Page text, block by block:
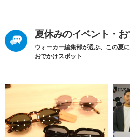
夏休みのイベント・
ウォーカー編集部が選ぶ、この夏
おでかけスポット